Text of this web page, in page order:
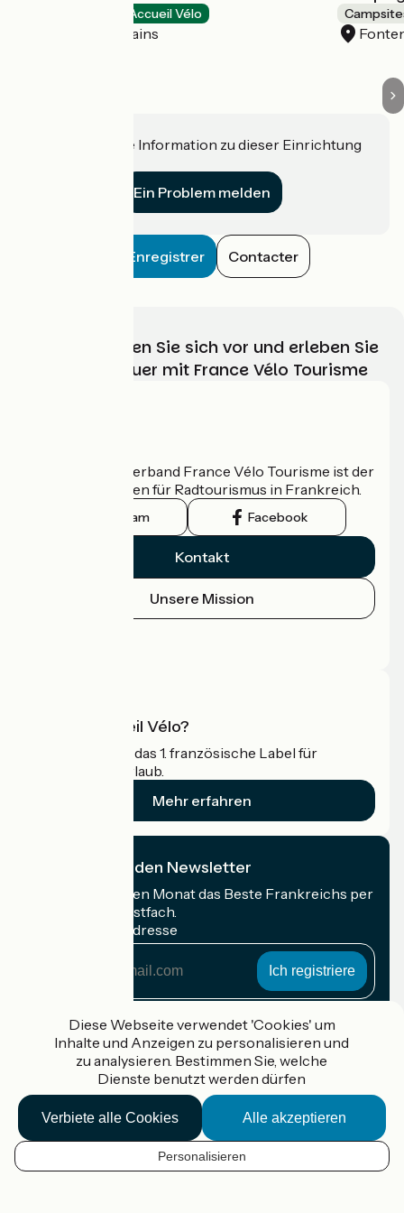
DE
Accueil Vélo
La Vôge-les-Bains
Haben Sie eine Information zu dieser Einrichtung
Ein Problem melden
Enregistrer Contacter
Wählen, bereiten Sie sich vor und erleben Sie
Ihr Radabenteuer mit France Vélo Tourisme
Der nationale Verband France Vélo Tourisme ist der
offizielle Leitfaden für Radtourismus in Frankreich.
Instagram Facebook
Kontakt
Unsere Mission
Was ist Accueil Vélo?
Accueil Vélo ist das 1. französische Label für
Radfahrer im Urlaub.
Mehr erfahren
Ich abonniere den Newsletter
Erhalten Sie jeden Monat das Beste Frankreichs per
Rad in Ihrem Postfach.
Meine E-Mail-Adresse
Adresse
Gefördert im Rahmen von Destination France
Accueil Vélo Pro
Kontakt
Rechtliche Informationen
Diese Webseite verwendet 'Cookies' um
Inhalte und Anzeigen zu personalisieren und
zu analysieren. Bestimmen Sie, welche
Dienste benutzt werden dürfen
Alle akzeptieren
Verbiete alle Cookies
Personalisieren